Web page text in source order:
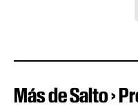
Más de Salto ›